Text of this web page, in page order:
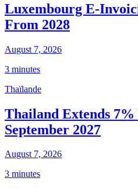
Luxembourg E-
From 2028
August 7, 2026
3 minutes
Thaïlande
Thailand Extends 7%
September 2027
August 7, 2026
3 minutes